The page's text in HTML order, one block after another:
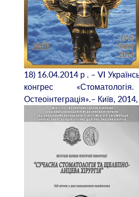
18) 16.04.2014 р . – VI
конгрес
Остеоінтеграція».– Київ,